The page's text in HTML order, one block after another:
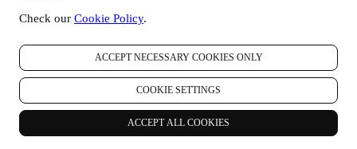
Check our Cookie Policy.
ACCEPT NECESSARY COOKIES ONLY
COOKIE SETTINGS
ACCEPT ALL COOKIES
WhatsApp voor de internationale overdracht van uw
eea. U kunt uw rechten inzake gegevensbescherming
uitoefenen, waaronder het herroepen/uitschrijven en het
wissen van de gegevens, door contact op te nemen met uw
Het bewaren van gegevens door WhatsApp
wordt behandeld in het privacybeleid van de app; Le Creuset
zal dergelijke informatie na 1 (één) jaar vverwijderen.